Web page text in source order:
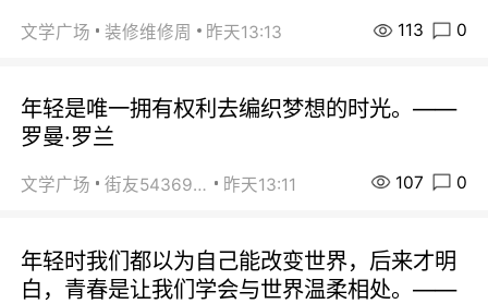
文学广场 装修维修周 昨天13:13 113 0
年轻是唯一拥有权利去编织梦想的时光。——
罗曼·罗兰
文学广场 街友54369822 昨天13:11 107 0
年轻时我们都以为自己能改变世界，后来才明
白，青春是让我们学会与世界温柔相处。——